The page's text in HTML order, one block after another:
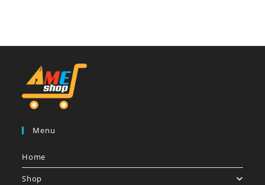
Menu
Home
Shop